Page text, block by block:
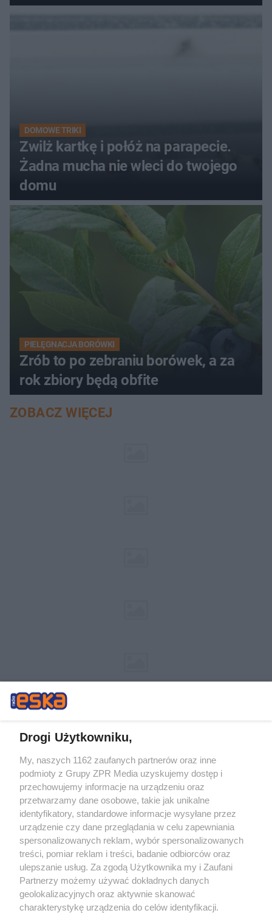
DOMOWE TRIKI
Zwilż kartkę i połóż na parapecie.
Żadna mucha nie wleci do twojego
domu
PIELĘGNACJA BORÓWKI
Zrób to po zebraniu borówek, a za
rok zbiory będą obfite
ZOBACZ WIĘCEJ
Żaden utwór zamieszczony w serwisie nie może być powielany i
rozpowszechniany lub dalej rozpowszechniany w jakikolwiek sposób (w
tym także elektroniczny lub mechaniczny) na jakimkolwiek polu
eksploatacji w jakiejkolwiek formie, włącznie z umieszczaniem w
Internecie bez pisemnej zgody właściciela praw. Jakiekolwiek użycie lub
wykorzystanie utworów w całości lub w części z naruszeniem prawa,
tzn. bez właściwej zgody, jest zabronione pod groźbą kary i może być
ścigane prawnie.
Drogi Użytkowniku,
My, naszych 1162 zaufanych partnerów oraz inne
podmioty z Grupy ZPR Media uzyskujemy dostęp i
przechowujemy informacje na urządzeniu oraz
przetwarzamy dane osobowe, takie jak unikalne
identyfikatory, standardowe informacje wysyłane przez
urządzenie czy dane przeglądania w celu zapewniania
spersonalizowanych reklam, wybór spersonalizowanych
treści, pomiar reklam i treści, badanie odbiorców oraz
ulepszanie usług. Za zgodą Użytkownika my i Zaufani
Partnerzy możemy używać dokładnych danych
geolokalizacyjnych oraz aktywnie skanować
charakterystykę urządzenia do celów identyfikacji.